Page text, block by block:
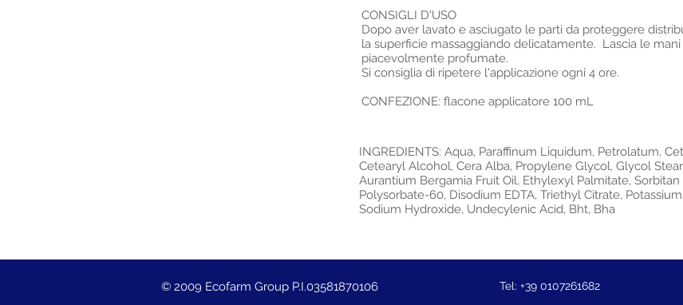
CONSIGLI D'USO
Dopo aver lavato e asciugato le parti da proteggere
la superficie massaggiando delicatamente. Lascia le mani
piacevolmente profumate.
Si consiglia di ripetere l'applicazione ogni 4 ore.
CONFEZIONE: flacone applicatore 100 mL
INGREDIENTS: Aqua, Paraffinum Liquidum, Petrolatum,
Cetearyl Alcohol, Cera Alba, Propylene Glycol, Glycol
Aurantium Bergamia Fruit Oil, Ethylexyl Palmitate, Sorbitan
Polysorbate-60, Disodium EDTA, Triethyl Citrate,
Sodium Hydroxide, Undecylenic Acid, Bht, Bha
© 2009 Ecofarm Group P.I.03581870106 Tel: +39 0107261682